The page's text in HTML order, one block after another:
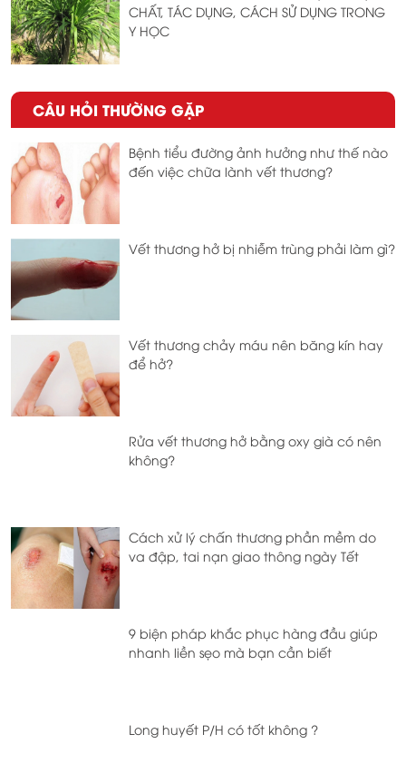
CHẤT, TÁC DỤNG, CÁCH SỬ DỤNG TRONG
Y HỌC
CÂU HỎI THƯỜNG GẶP
Bệnh tiểu đường ảnh hưởng như thế nào
đến việc chữa lành vết thương?
Vết thương hở bị nhiễm trùng phải làm gì?
Vết thương chảy máu nên băng kín hay
để hở?
Rửa vết thương hở bằng oxy già có nên
không?
Cách xử lý chấn thương phần mềm do
va đập, tai nạn giao thông ngày Tết
9 biện pháp khắc phục hàng đầu giúp
nhanh liền sẹo mà bạn cần biết
Long huyết P/H có tốt không ?